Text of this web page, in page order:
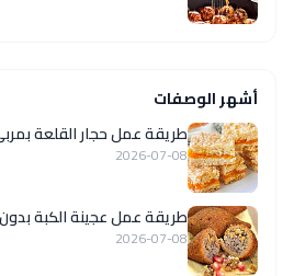
أشهر الوصفات
طريقة عمل حجار القلعة
2026-07-08
طريقة عمل عجينة الكبة
2026-07-08